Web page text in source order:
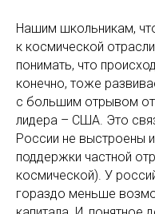
Нашим школьникам,
к космической
понимать, что
конечно, тоже
с большим отрывом от
лидера – США. Это
России не выстроены
поддержки частной
космической). У
гораздо меньше